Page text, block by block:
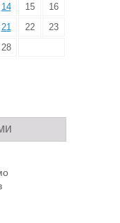
14 15
16
21 22
23
28